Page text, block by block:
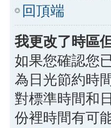
回頂端
我更改了時區
如果您確認您
為日光節約時
對標準時間和
份裡時間有可